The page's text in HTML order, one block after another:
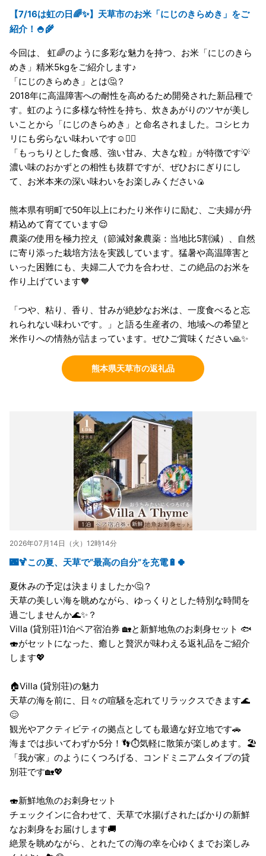
【7/16は虹の日🌈✨】天草市のお米「にじのきらめき」をご
紹介！🍚🌾
今回は、 虹🌈のように多彩な魅力を持つ、お米「にじのきら
めき」精米5kgをご紹介します♪
「にじのきらめき」とは🤔？
2018年に高温障害への耐性を高めるため開発された新品種で
す。虹のように多様な特性を持ち、炊きあがりのツヤが美し
いことから「にじのきらめき」と命名されました。コシヒカ
リにも劣らない味わいです☺️👍🏻
「もっちりとした食感、強い甘み、大きな粒」が特徴です💡
濃い味のおかずとの相性も抜群ですが、ぜひおにぎりにし
て、お米本来の深い味わいをお楽しみください🍙
熊本県有明町で50年以上にわたり米作りに励む、ご夫婦が丹
精込めて育てています😌
農薬の使用を極力控え（節減対象農薬：当地比5割減）、自然
に寄り添った栽培方法を実践しています。猛暑や高温障害と
いった困難にも、夫婦二人で力を合わせ、この絶品のお米を
作り上げています🧡
「つや、粘り、香り、甘みが絶妙なお米は、一度食べると忘
れられない味わいです。」と語る生産者の、地域への希望と
米作りへの情熱が詰まっています。ぜひご賞味ください🙏✨
熊本県天草市の返礼品
2026年07月14日（火）12時14分
🌃🍹この夏、天草で“最高の自分”を充電🔋🍀
夏休みの予定は決まりましたか🤔？
天草の美しい海を眺めながら、ゆっくりとした特別な時間を
過ごしませんか🌊✨？
Villa (貸別荘)1泊ペア宿泊券 🏡と新鮮地魚のお刺身セット 🐟
🍣がセットになった、癒しと贅沢が味わえる返礼品をご紹介
します💖
🏠Villa (貸別荘)の魅力
天草の海を前に、日々の喧騒を忘れてリラックスできます🌊
😌
観光やアクティビティの拠点としても最適な好立地です🚗
海までは歩いてわずか5分！👣⏱️気軽に散策が楽しめます。🏖️
「我が家」のようにくつろげる、コンドミニアムタイプの貸
別荘です🏡💖
🍣新鮮地魚のお刺身セット
チェックインに合わせて、天草で水揚げされたばかりの新鮮
なお刺身をお届けします🚚
絶景を眺めながら、とれたての海の幸を心ゆくまでお楽しみ